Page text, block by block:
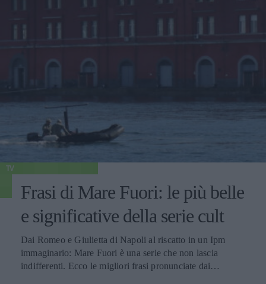
TV
Frasi di Mare Fuori: le più belle
e significative della serie cult
Dai Romeo e Giulietta di Napoli al riscatto in un Ipm
immaginario: Mare Fuori è una serie che non lascia
indifferenti. Ecco le migliori frasi pronunciate dai